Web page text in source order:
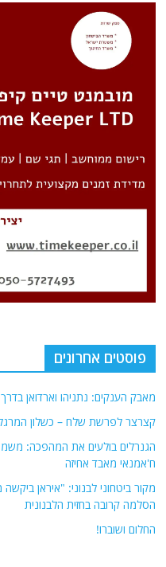
פוסטים אחרונים
מאבק הענקים: נתניהו וארדואן
קצרצר לפרשת שלח – כשלון
הגנרלים בולעים את המהפכה:
ח'אמנאי מאבד אחיזה
מקור ביטחוני לבנוני: "איראן
הסלמה קרובה בחזית הלבנונית
החלום ושוברו!